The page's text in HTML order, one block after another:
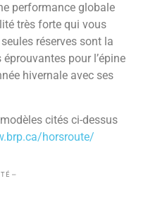
performance globale
très forte qui vous
réserves sont la
pour l’épine
hivernale avec ses
cités ci-dessus
horsroute/
–